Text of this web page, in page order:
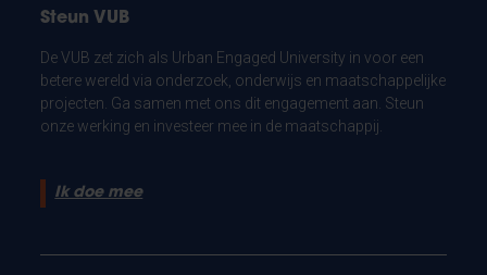
Steun VUB
De VUB zet zich als Urban Engaged University in voor een
betere wereld via onderzoek, onderwijs en maatschappelijke
projecten. Ga samen met ons dit engagement aan. Steun
onze werking en investeer mee in de maatschappij.
Ik doe mee